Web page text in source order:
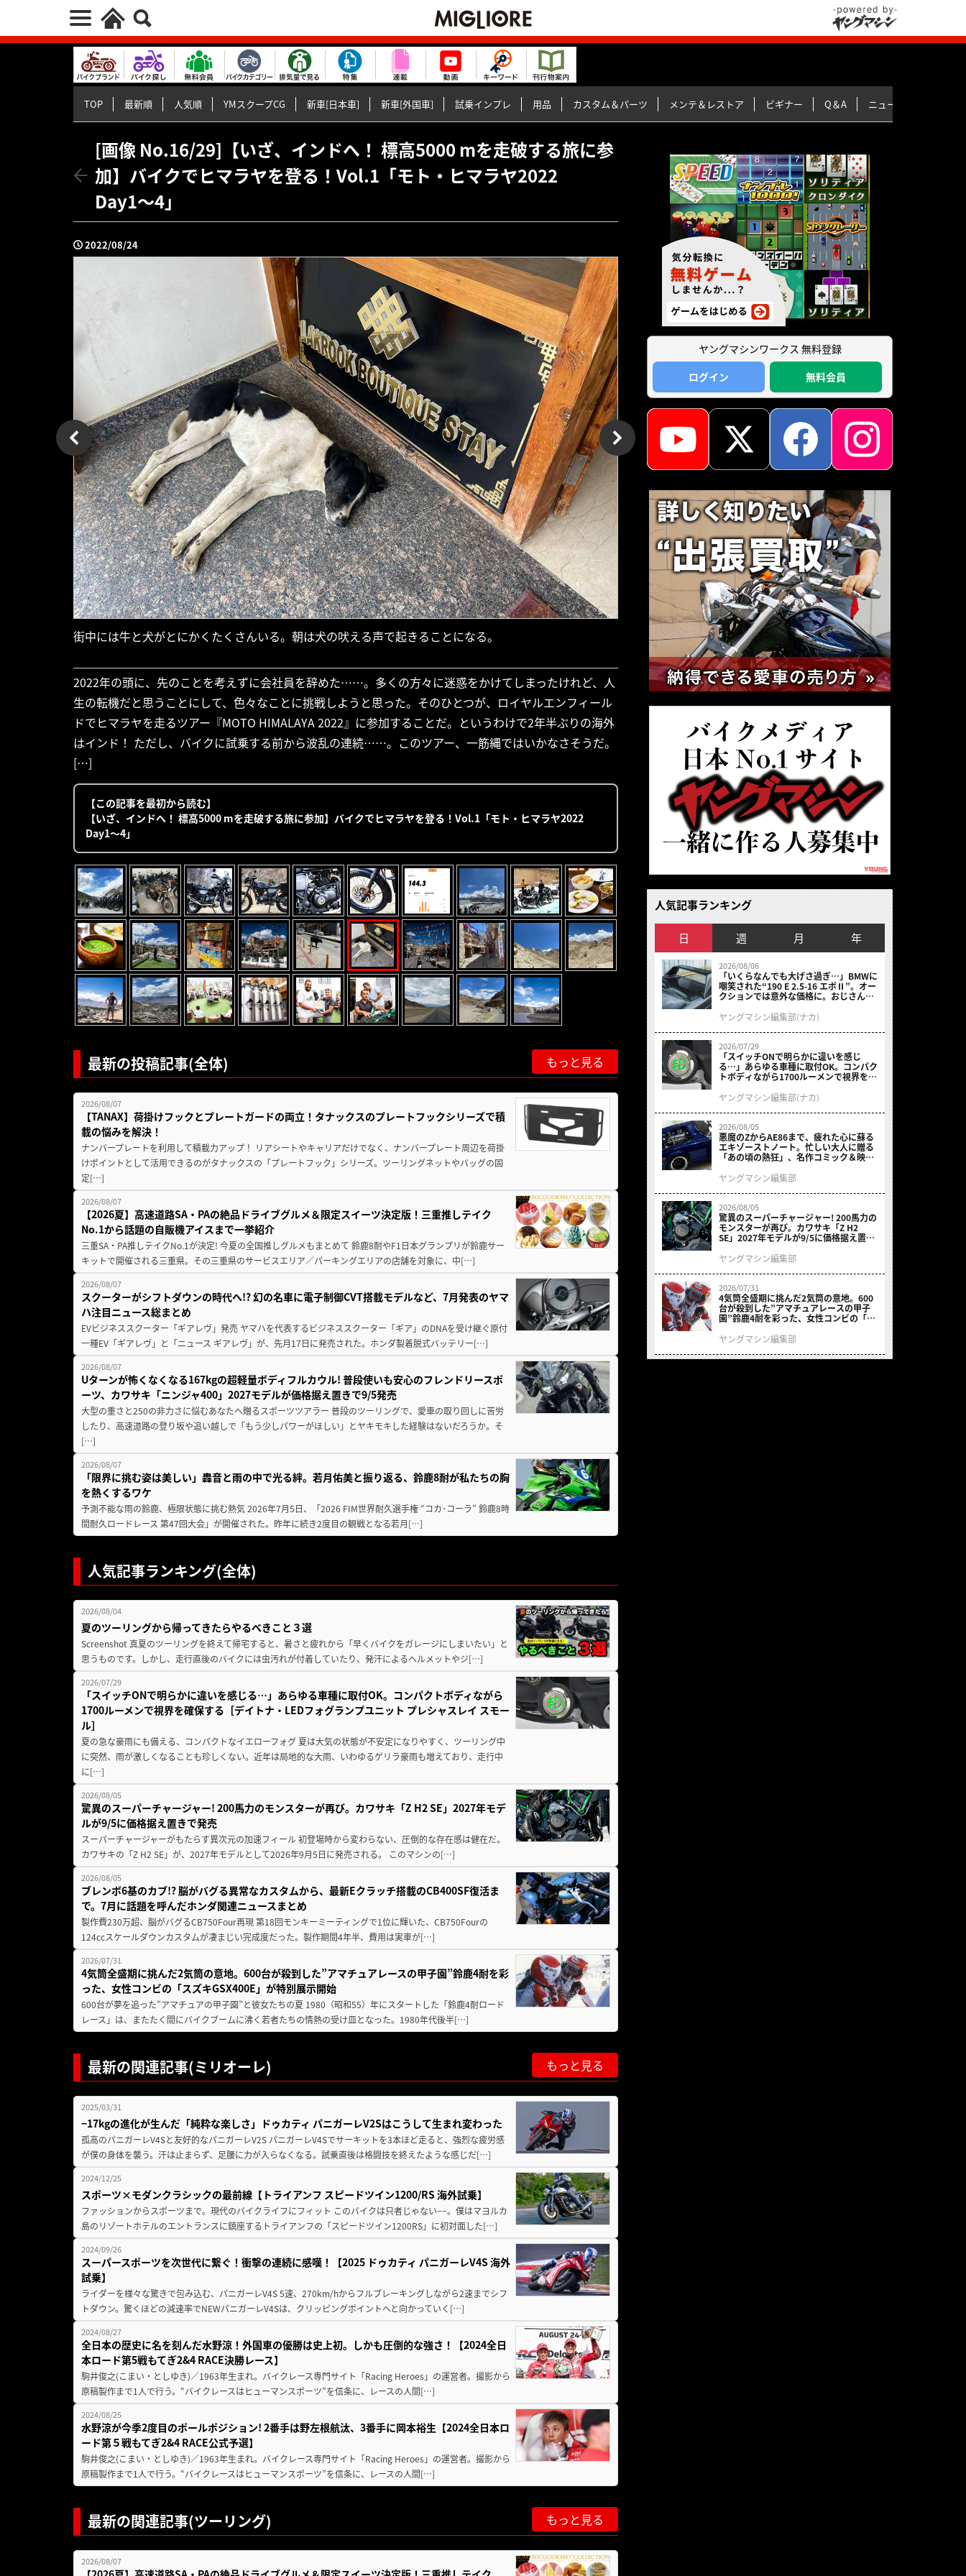
TOP 最新順 人気順 YMスクープCG 新車[日本車] 新車[外国車] 試乗インプレ 用品 カスタム＆パーツ メンテ＆レストア ビギナー Q＆A ニュース＆トピックス
[画像 No.16/29]【いざ、インドへ！ 標高5000 mを走破する旅に参
加】バイクでヒマラヤを登る！Vol.1「モト・ヒマラヤ2022
Day1〜4」
2022/08/24
街中には牛と犬がとにかくたくさんいる。朝は犬の吠える声で起きることになる。
2022年の頭に、先のことを考えずに会社員を辞めた……。多くの方々に迷惑をかけてしまったけれど、人
生の転機だと思うことにして、色々なことに挑戦しようと思った。そのひとつが、ロイヤルエンフィール
ドでヒマラヤを走るツアー『MOTO HIMALAYA 2022』に参加することだ。というわけで2年半ぶりの海外
はインド！ ただし、バイクに試乗する前から波乱の連続……。このツアー、一筋縄ではいかなさそうだ。
[…]
【この記事を最初から読む】
【いざ、インドへ！ 標高5000 mを走破する旅に参加】バイクでヒマラヤを登る！Vol.1「モト・ヒマラヤ2022
Day1〜4」
最新の投稿記事(全体) もっと見る
2026/08/07
【TANAX】荷掛けフックとプレートガードの両立！タナックスのプレートフックシリーズで積
載の悩みを解決！
ナンバープレートを利用して積載力アップ！ リアシートやキャリアだけでなく、ナンバープレート周辺を荷掛
けポイントとして活用できるのがタナックスの「プレートフック」シリーズ。ツーリングネットやバッグの固
定[…]
2026/08/07
【2026夏】高速道路SA・PAの絶品ドライブグルメ＆限定スイーツ決定版！三重推しテイク
No.1から話題の自販機アイスまで一挙紹介
三重SA・PA推しテイクNo.1が決定! 今夏の全国推しグルメもまとめて 鈴鹿8耐やF1日本グランプリが鈴鹿サー
キットで開催される三重県。その三重県のサービスエリア／パーキングエリアの店舗を対象に、中[…]
2026/08/07
スクーターがシフトダウンの時代へ!? 幻の名車に電子制御CVT搭載モデルなど、7月発表のヤマ
ハ注目ニュース総まとめ
EVビジネススクーター「ギアレヴ」発売 ヤマハを代表するビジネススクーター「ギア」のDNAを受け継ぐ原付
一種EV「ギアレヴ」と「ニュース ギアレヴ」が、先月17日に発売された。ホンダ製着脱式バッテリー[…]
2026/08/07
Uターンが怖くなくなる167kgの超軽量ボディフルカウル! 普段使いも安心のフレンドリースポ
ーツ、カワサキ「ニンジャ400」2027モデルが価格据え置きで9/5発売
大型の重さと250の非力さに悩むあなたへ贈るスポーツツアラー 普段のツーリングで、愛車の取り回しに苦労
したり、高速道路の登り坂や追い越しで「もう少しパワーがほしい」とヤキモキした経験はないだろうか。そ
[…]
2026/08/07
「限界に挑む姿は美しい」轟音と雨の中で光る絆。若月佑美と振り返る、鈴鹿8耐が私たちの胸
を熱くするワケ
予測不能な雨の鈴鹿、極限状態に挑む熱気 2026年7月5日、「2026 FIM世界耐久選手権 “コカ･コーラ” 鈴鹿8時
間耐久ロードレース 第47回大会」が開催された。昨年に続き2度目の観戦となる若月[…]
人気記事ランキング(全体)
2026/08/04
夏のツーリングから帰ってきたらやるべきこと３選
Screenshot 真夏のツーリングを終えて帰宅すると、暑さと疲れから「早くバイクをガレージにしまいたい」と
思うものです。しかし、走行直後のバイクには虫汚れが付着していたり、発汗によるヘルメットやジ[…]
2026/07/29
「スイッチONで明らかに違いを感じる…」あらゆる車種に取付OK。コンパクトボディながら
1700ルーメンで視界を確保する［デイトナ・LEDフォグランプユニット プレシャスレイ スモー
ル］
夏の急な豪雨にも備える、コンパクトなイエローフォグ 夏は大気の状態が不安定になりやすく、ツーリング中
に突然、雨が激しくなることも珍しくない。近年は局地的な大雨、いわゆるゲリラ豪雨も増えており、走行中
に[…]
2026/08/05
驚異のスーパーチャージャー! 200馬力のモンスターが再び。カワサキ「Z H2 SE」2027年モデ
ルが9/5に価格据え置きで発売
スーパーチャージャーがもたらす異次元の加速フィール 初登場時から変わらない、圧倒的な存在感は健在だ。
カワサキの「Z H2 SE」が、2027年モデルとして2026年9月5日に発売される。 このマシンの[…]
2026/08/05
ブレンボ6基のカブ!? 脳がバグる異常なカスタムから、最新Eクラッチ搭載のCB400SF復活ま
で。7月に話題を呼んだホンダ関連ニュースまとめ
製作費230万超、脳がバグるCB750Four再現 第18回モンキーミーティングで1位に輝いた、CB750Fourの
124ccスケールダウンカスタムが凄まじい完成度だった。製作期間4年半、費用は実車が[…]
2026/07/31
4気筒全盛期に挑んだ2気筒の意地。600台が殺到した”アマチュアレースの甲子園”鈴鹿4耐を彩
った、女性コンビの「スズキGSX400E」が特別展示開始
600台が夢を追った”アマチュアの甲子園”と彼女たちの夏 1980（昭和55）年にスタートした「鈴鹿4耐ロード
レース」は、またたく間にバイクブームに沸く若者たちの情熱の受け皿となった。1980年代後半[…]
最新の関連記事(ミリオーレ) もっと見る
2025/03/31
−17kgの進化が生んだ「純粋な楽しさ」ドゥカティ パニガーレV2Sはこうして生まれ変わった
孤高のパニガーレV4Sと友好的なパニガーレV2S パニガーレV4Sでサーキットを3本ほど走ると、強烈な疲労感
が僕の身体を襲う。汗は止まらず、足腰に力が入らなくなる。試乗直後は格闘技を終えたような感じだ[…]
2024/12/25
スポーツ×モダンクラシックの最前線【トライアンフ スピードツイン1200/RS 海外試乗】
ファッションからスポーツまで。現代のバイクライフにフィット このバイクは只者じゃない−−。僕はマヨルカ
島のリゾートホテルのエントランスに鎮座するトライアンフの「スピードツイン1200RS」に初対面した[…]
2024/09/26
スーパースポーツを次世代に繋ぐ！衝撃の連続に感嘆！【2025 ドゥカティ パニガーレV4S 海外
試乗】
ライダーを様々な驚きで包み込む、パニガーレV4S 5速、270km/hからフルブレーキングしながら2速までシフ
トダウン。驚くほどの減速率でNEWパニガーレV4Sは、クリッピングポイントへと向かっていく[…]
2024/08/27
全日本の歴史に名を刻んだ水野涼！外国車の優勝は史上初。しかも圧倒的な強さ！【2024全日
本ロード第5戦もてぎ2&4 RACE決勝レース】
駒井俊之(こまい・としゆき)／1963年生まれ。バイクレース専門サイト「Racing Heroes」の運営者。撮影から
原稿製作まで1人で行う。“バイクレースはヒューマンスポーツ”を信条に、レースの人間[…]
2024/08/25
水野涼が今季2度目のポールポジション! 2番手は野左根航汰、3番手に岡本裕生【2024全日本ロ
ード第５戦もてぎ2&4 RACE公式予選】
駒井俊之(こまい・としゆき)／1963年生まれ。バイクレース専門サイト「Racing Heroes」の運営者。撮影から
原稿製作まで1人で行う。“バイクレースはヒューマンスポーツ”を信条に、レースの人間[…]
最新の関連記事(ツーリング) もっと見る
2026/08/07
ヤングマシンワークス 無料登録
ログイン
無料会員
人気記事ランキング
日 週 月 年
2026/08/06
「いくらなんでも大げさ過ぎ…」BMWに
嘲笑された“190 E 2.5-16 エボⅡ”。オー
クションでは意外な価格に。おじさん達
ヤングマシン編集部(ナカ)
2026/07/29
「スイッチONで明らかに違いを感じ
る…」あらゆる車種に取付OK。コンパク
トボディながら1700ルーメンで視界を確
ニット プレシャスレイ スモール］
ヤングマシン編集部(ナカ)
2026/08/05
悪魔のZからAE86まで、疲れた心に蘇る
エキゾーストノート。忙しい大人に贈る
「あの頃の熱狂」、名作コミック＆映画
結！
ヤングマシン編集部
2026/08/05
驚異のスーパーチャージャー! 200馬力の
モンスターが再び。カワサキ「Z H2
SE」2027年モデルが9/5に価格据え置き
ヤングマシン編集部
2026/07/31
4気筒全盛期に挑んだ2気筒の意地。600
台が殺到した”アマチュアレースの甲子
園”鈴鹿4耐を彩った、女性コンビの「ス
ヤングマシン編集部